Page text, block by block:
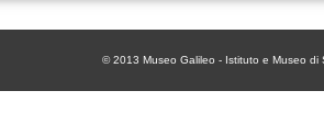
© 2013 Museo Galileo - Istituto e Museo di